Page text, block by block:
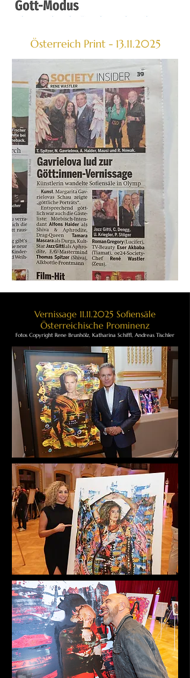
Österreich Print - 13.11.2025
Vernissage 11.11.2025 Sofiensäle
Österreichische Prominenz
Fotos Copyright Rene Brunhölz, Katharina Schiffl, Andreas Tischler